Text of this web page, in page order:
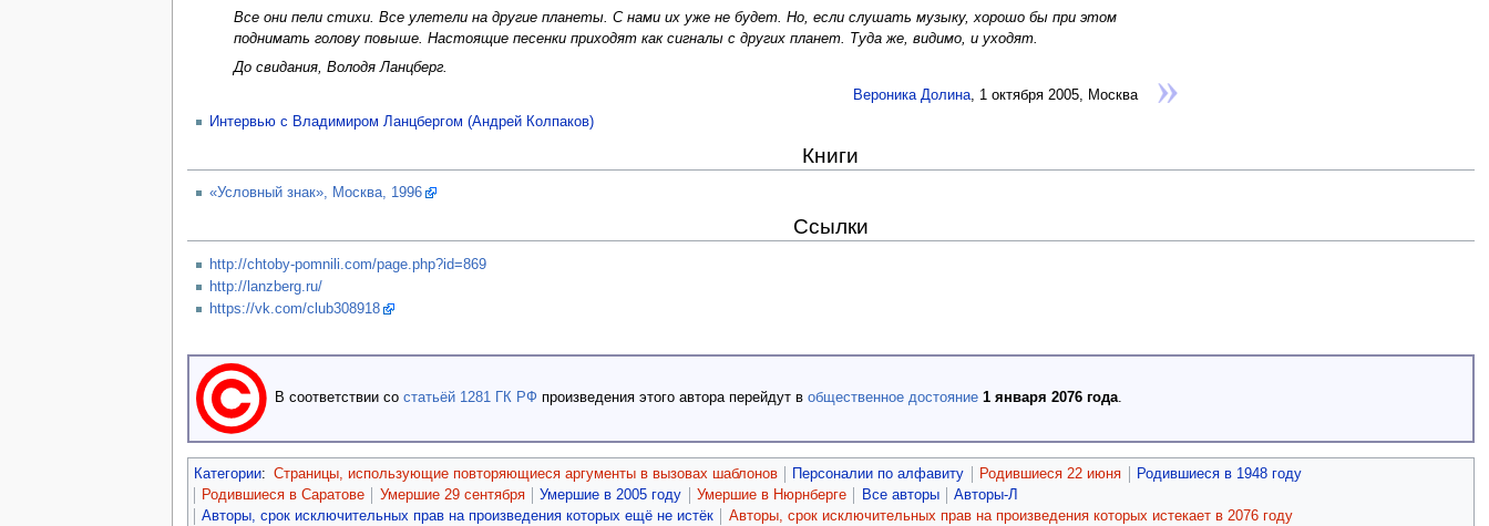
Все они пели стихи. Все улетели на другие планеты. С нами их уже не будет. Но, если слушать музыку, хорошо бы при этом
поднимать голову повыше. Настоящие песенки приходят как сигналы с других планет. Туда же, видимо, и уходят.
До свидания, Володя Ланцберг.
Вероника Долина, 1 октября 2005, Москва
Интервью с Владимиром Ланцбергом (Андрей Колпаков)
Книги
«Условный знак», Москва, 1996
Ссылки
http://chtoby-pomnili.com/page.php?id=869
http://lanzberg.ru/
https://vk.com/club308918
В соответствии со статьёй 1281 ГК РФ произведения этого автора перейдут в общественное достояние 1 января 2076 года.
Категории: Страницы, использующие повторяющиеся аргументы в вызовах шаблонов Персоналии по алфавиту Родившиеся 22 июня
Родившиеся в 1948 году
Родившиеся в Саратове
Умершие 29 сентября Умершие в 2005 году Умершие в Нюрнберге Все авторы
Авторы-Л
Авторы, срок исключительных прав на произведения которых ещё не истёк
Авторы, срок исключительных прав на произведения которых истекает в 2076 году